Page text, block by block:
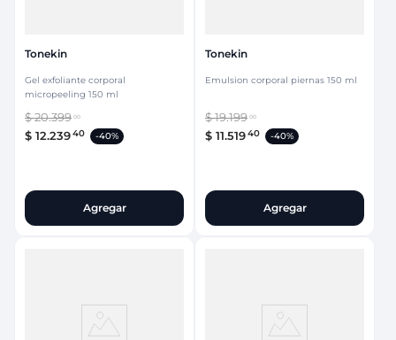
Tonekin
Gel exfoliante corporal
micropeeling 150 ml
$20.399 00
$ 12.23940 -40%
Agregar
Tonekin
Emulsion corporal piernas 150 ml
$19.199 00
$ 11.51940 -40%
Agregar